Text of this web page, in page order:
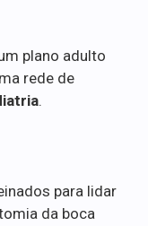
plano adulto
rede de
.
para lidar
da boca